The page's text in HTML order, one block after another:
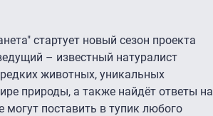
стартует новый сезон проекта
– известный натуралист
животных, уникальных
природы, а также найдёт ответы на
поставить в тупик любого